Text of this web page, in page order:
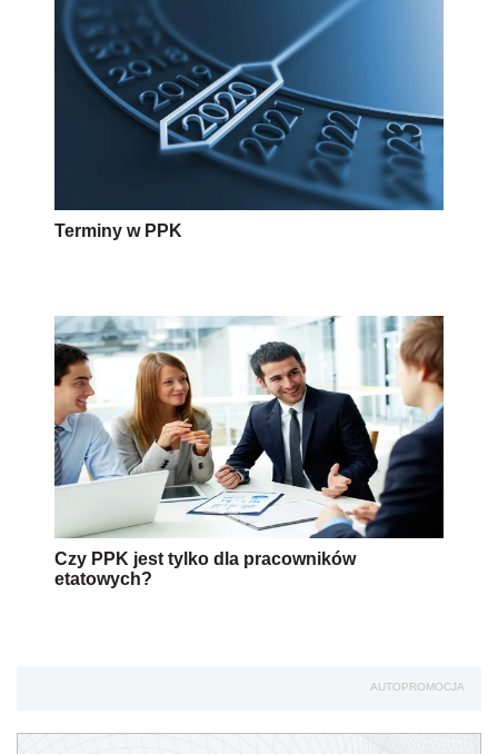
Terminy w PPK
Czy PPK jest tylko dla pracowników
etatowych?
AUTOPROMOCJA